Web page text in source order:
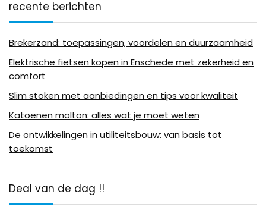
recente berichten
Brekerzand: toepassingen, voordelen en duurzaamheid
Elektrische fietsen kopen in Enschede met zekerheid en
comfort
Slim stoken met aanbiedingen en tips voor kwaliteit
Katoenen molton: alles wat je moet weten
De ontwikkelingen in utiliteitsbouw: van basis tot
toekomst
Deal van de dag !!